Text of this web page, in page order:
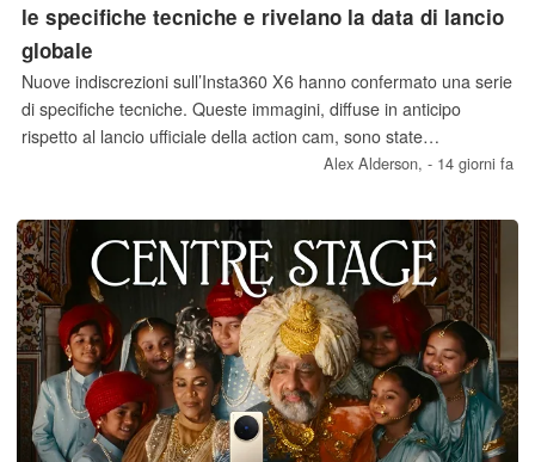
le specifiche tecniche e rivelano la data di lancio
globale
Nuove indiscrezioni sull’Insta360 X6 hanno confermato una serie
di specifiche tecniche. Queste immagini, diffuse in anticipo
rispetto al lancio ufficiale della action cam, sono state
accompagnate anche da una presunta data di lancio a livello
Alex Alderson, - 14 giorni fa